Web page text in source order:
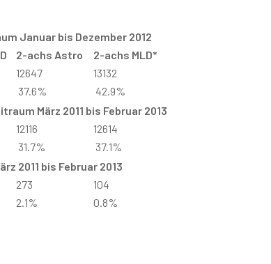
Januar bis Dezember 2012
2-achs Astro
2-achs MLD*
12647
13132
37.6%
42.9%
März 2011 bis Februar 2013
12116
12614
31.7%
37.1%
2011 bis Februar 2013
273
104
2.1% 0.8%